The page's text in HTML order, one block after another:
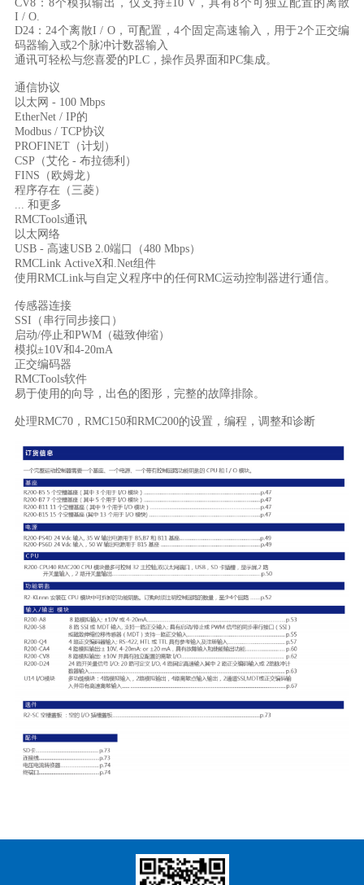
CV8：8个模拟输出，仅支持±10 V，具有8个可独立配置的离散
I / O.
D24：24个离散I / O，可配置，4个固定高速输入，用于2个正交编
码器输入或2个脉冲计数器输入
通讯可轻松与您喜爱的PLC，操作员界面和PC集成。
通信协议
以太网 - 100 Mbps
EtherNet / IP的
Modbus / TCP协议
PROFINET（计划）
CSP（艾伦 - 布拉德利）
FINS（欧姆龙）
程序存在（三菱）
... 和更多
RMCTools通讯
以太网络
USB - 高速USB 2.0端口（480 Mbps）
RMCLink ActiveX和.Net组件
使用RMCLink与自定义程序中的任何RMC运动控制器进行通信。
传感器连接
SSI（串行同步接口）
启动/停止和PWM（磁致伸缩）
模拟±10V和4-20mA
正交编码器
RMCTools软件
易于使用的向导，出色的图形，完整的故障排除。
处理RMC70，RMC150和RMC200的设置，编程，调整和诊断